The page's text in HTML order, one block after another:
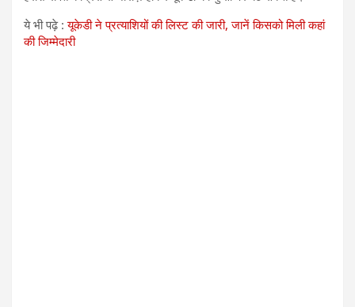
ये भी पढ़े :यूकेडी ने प्रत्याशियों की लिस्ट की जारी, जानें किसको मिली कहां
की जिम्मेदारी